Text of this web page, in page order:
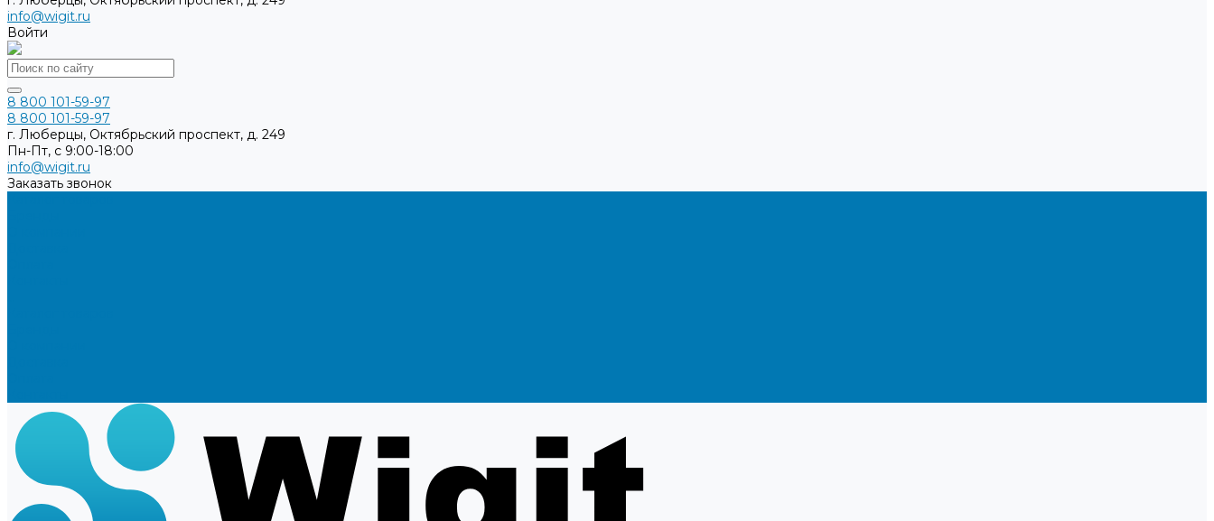
info@wigit.ru
Войти
8 800 101-59-97
8 800 101-59-97
г. Люберцы, Октябрьский проспект, д. 249
Пн-Пт, с 9:00-18:00
info@wigit.ru
Заказать звонок